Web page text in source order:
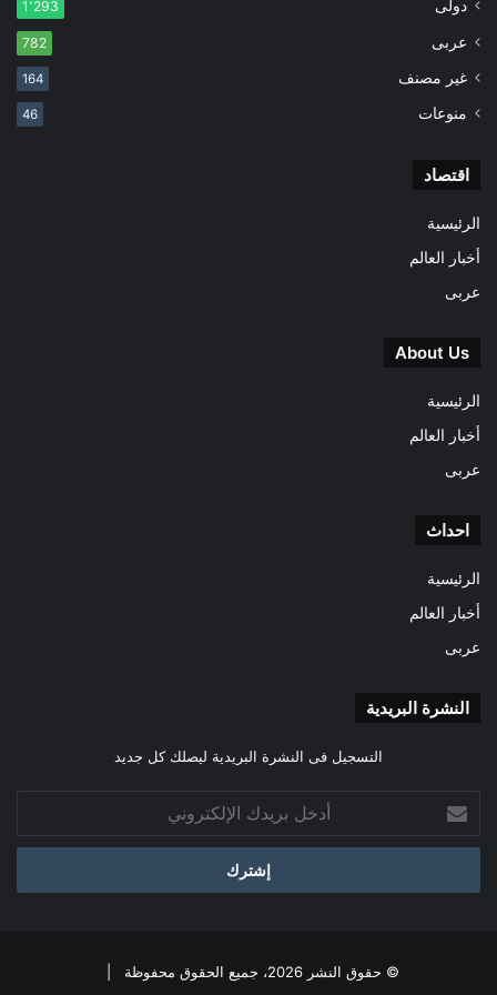
دولى 1٬293
عربى 782
غير مصنف 164
منوعات 46
اقتصاد
الرئيسية
أخبار العالم
عربى
About Us
الرئيسية
أخبار العالم
عربى
احداث
الرئيسية
أخبار العالم
عربى
النشرة البريدية
التسجيل فى النشرة البريدية ليصلك كل جديد
بريدك
الإلكتروني
© حقوق النشر 2026، جميع الحقوق محفوظة |